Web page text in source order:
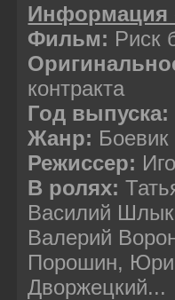
Фильм: Риск
контракта
Год выпуска:
Жанр: Боевик
Режиссер:
В ролях:
Василий
Валерий
Порошин,
Дворжецкий...